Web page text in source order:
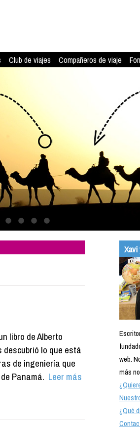
Club de viajes Compañeros de viaje
libro de Alberto
descubrió lo que está
de ingeniería que
Panamá. Leer más
Xavi
web.
más
¿Qué